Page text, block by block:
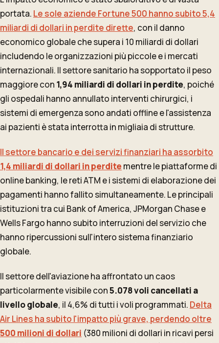
portata. Le sole aziende Fortune 500 hanno subito 5,4
miliardi di dollari in perdite dirette, con il danno
economico globale che supera i 10 miliardi di dollari
includendo le organizzazioni più piccole e i mercati
internazionali. Il settore sanitario ha sopportato il peso
maggiore con 1,94 miliardi di dollari in perdite, poiché
gli ospedali hanno annullato interventi chirurgici, i
sistemi di emergenza sono andati offline e l'assistenza
ai pazienti è stata interrotta in migliaia di strutture.
Il settore bancario e dei servizi finanziari ha assorbito
1,4 miliardi di dollari in perdite mentre le piattaforme di
online banking, le reti ATM e i sistemi di elaborazione dei
pagamenti hanno fallito simultaneamente. Le principali
istituzioni tra cui Bank of America, JPMorgan Chase e
Wells Fargo hanno subito interruzioni del servizio che
hanno ripercussioni sull'intero sistema finanziario
globale.
Il settore dell'aviazione ha affrontato un caos
particolarmente visibile con5.078 voli cancellati a
livello globale, il 4,6% di tutti i voli programmati. Delta
Air Lines ha subito l'impatto più grave, perdendo oltre
500 milioni di dollari (380 milioni di dollari in ricavi persi